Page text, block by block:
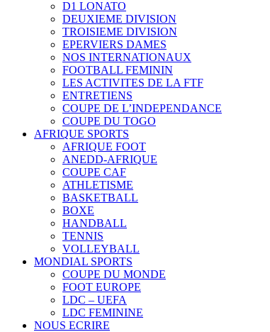
D1 LONATO
DEUXIEME DIVISION
TROISIEME DIVISION
EPERVIERS DAMES
NOS INTERNATIONAUX
FOOTBALL FEMININ
LES ACTIVITES DE LA FTF
ENTRETIENS
COUPE DE L’INDEPENDANCE
COUPE DU TOGO
AFRIQUE SPORTS
AFRIQUE FOOT
ANEDD-AFRIQUE
COUPE CAF
ATHLETISME
BASKETBALL
BOXE
HANDBALL
TENNIS
VOLLEYBALL
MONDIAL SPORTS
COUPE DU MONDE
FOOT EUROPE
LDC – UEFA
LDC FEMININE
NOUS ECRIRE